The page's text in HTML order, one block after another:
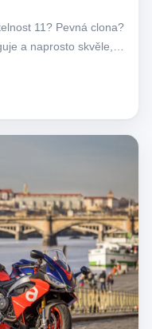
11? Pevná clona?
a naprosto skvěle,